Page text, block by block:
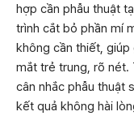
hợp cần phẫu thuật
trình cắt bỏ phần mí
không cần thiết, giúp
mắt trẻ trung, rõ nét.
cân nhắc phẫu thuật
kết quả không hài